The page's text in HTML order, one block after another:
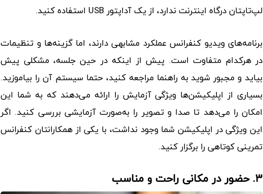
لپ‌تاپتان درگاه اینترنت ندارد، از یک آداپتور USB استفاده کنید.
برنامه‌های ویدیو کنفرانس عملکرد مشابهی دارند، اما گزینه‌ها و تنظیمات
در هرکدام متفاوت است. پیش از اینکه در حین جلسه، مشکلی پیش
بیاید و مجبور شوید به راهنما مراجعه کنید، حتما سیستم آن را بیاموزید.
بسیاری از اپلیکیشن‌ها ویژگی آزمایش را ارائه می‌دهند که به شما این
امکان را می‌دهد تا صدا و تصویر را به‌صورت آزمایشی بررسی کنید. اگر
این ویژگی در اپلیکیشن شما وجود نداشت، با یکی از همکارانتان کنفرانس
تمرینی کوتاهی را برگزار کنید.
۳. حضور در مکانی راحت و مناسب